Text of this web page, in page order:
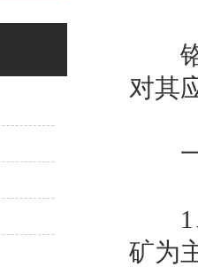
铬
对其
一
1、
矿为